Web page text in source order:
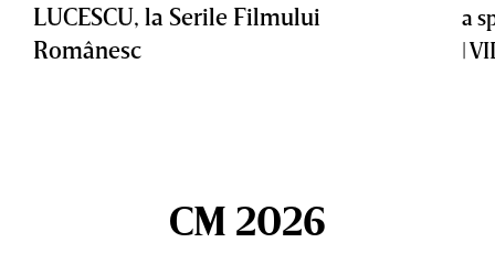
LUCESCU, la Serile Filmului
Românesc
a
|
CM 2026